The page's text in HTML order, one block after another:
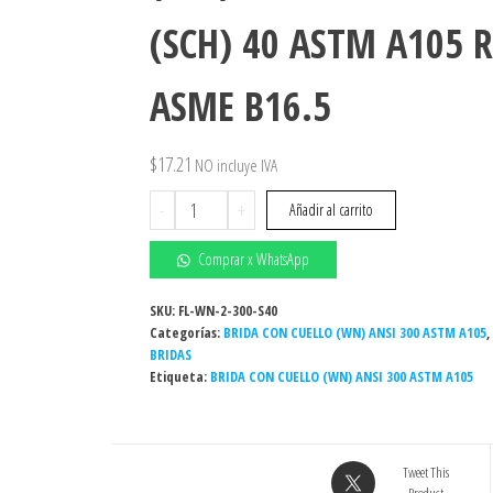
(SCH) 40 ASTM A105
ASME B16.5
$17.21 NO incluye IVA
-
-
BRIDA
CON
CUELLO
(WN)
ANSI
300
+ Añadir al carrito
Comprar x WhatsApp
SKU: FL-WN-2-300-S40
Categorías: BRIDA CON CUELLO (WN) ANSI 300 ASTM A105,
BRIDAS
Etiqueta: BRIDA CON CUELLO (WN) ANSI 300 ASTM A105
Tweet This